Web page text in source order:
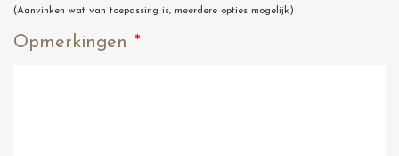
(Aanvinken wat van toepassing is, meerdere opties mogelijk)
Opmerkingen *